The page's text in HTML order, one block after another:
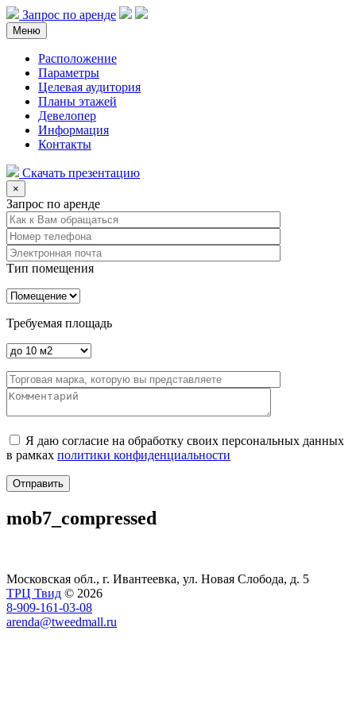
Запрос по аренде
Меню
Расположение
Параметры
Целевая аудитория
Планы этажей
Девелопер
Информация
Контакты
Скачать презентацию
×
Запрос по аренде
Тип помещения
Требуемая площадь
Я даю согласие на обработку своих персональных данных
в рамках политики конфиденциальности
mob7_compressed
Московская обл., г. Ивантеевка, ул. Новая Слобода, д. 5
ТРЦ Твид © 2026
8-909-161-03-08
arenda@tweedmall.ru